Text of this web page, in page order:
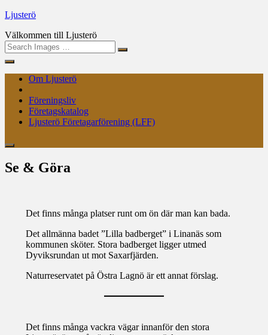
Skip
content
Ljusterö
Välkommen till Ljusterö
Search
Om Ljusterö
Föreningsliv
Företagskatalog
Ljusterö Företagarförening (LFF)
Se & Göra
Det finns många platser runt om ön där man kan bada.
Det allmänna badet ”Lilla badberget” i Linanäs som
kommunen sköter. Stora badberget ligger utmed
Dyviksrundan ut mot Saxarfjärden.
Naturreservatet på Östra Lagnö är ett annat förslag.
Det finns många vackra vägar innanför den stora